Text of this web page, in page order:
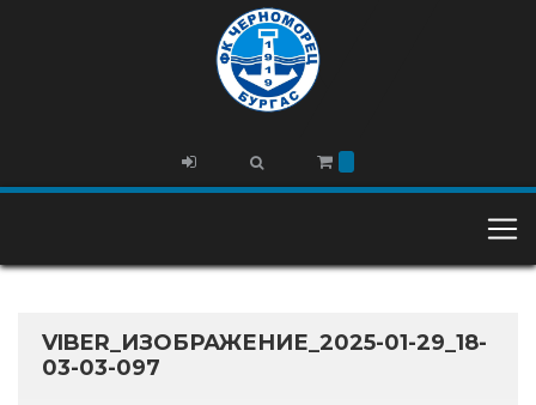
VIBER_ИЗОБРАЖЕНИЕ_2025-01-29_18-
03-03-097